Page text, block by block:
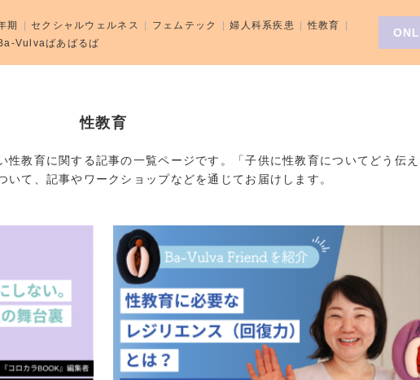
性教育
性教育に関する記事の一覧ページです。「子供に性教育についてどう伝
て、記事やワークショップなどを通じてお届けします。
期 セクシャルウェルネス フェムテック 婦人科系疾患
性教育
Vulvaばあばるば